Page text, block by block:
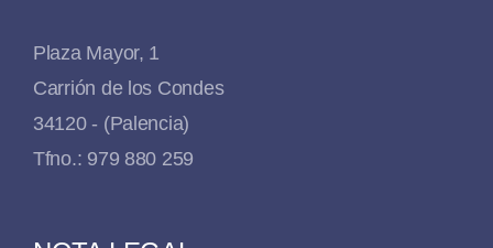
Plaza Mayor, 1
Carrión de los Condes
34120 - (Palencia)
Tfno.: 979 880 259